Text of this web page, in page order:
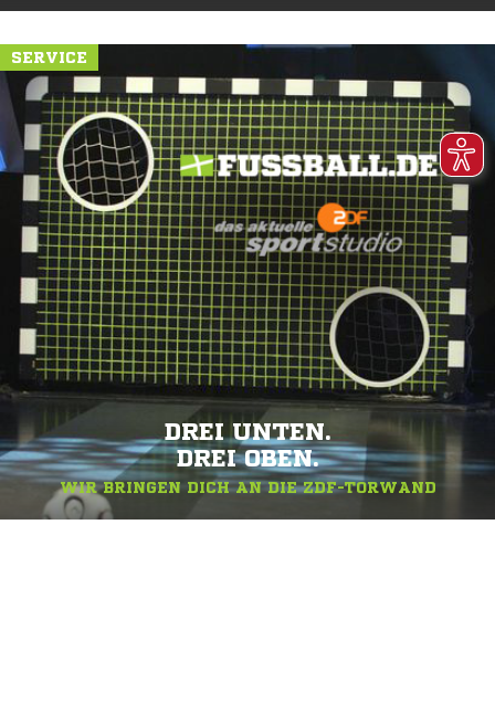
SERVICE
DREI UNTEN.
DREI OBEN.
WIR BRINGEN DICH AN DIE ZDF-TORWAND